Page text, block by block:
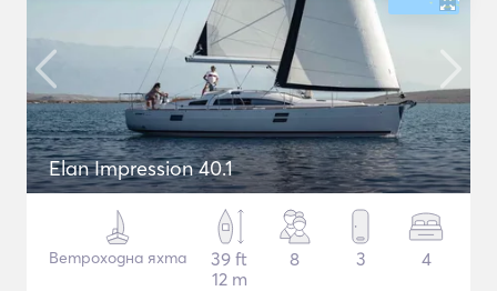
Elan Impression 40.1
Ветроходна яхта
39 ft
12 m
8 3 4